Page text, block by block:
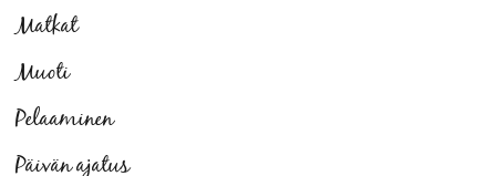
Matkat
Muoti
Pelaaminen
Päivän ajatus